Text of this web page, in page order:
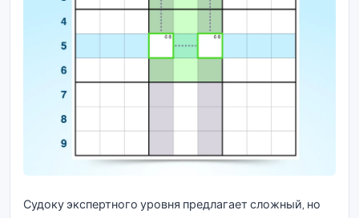
Судоку экспертного уровня предлагает сложный, но